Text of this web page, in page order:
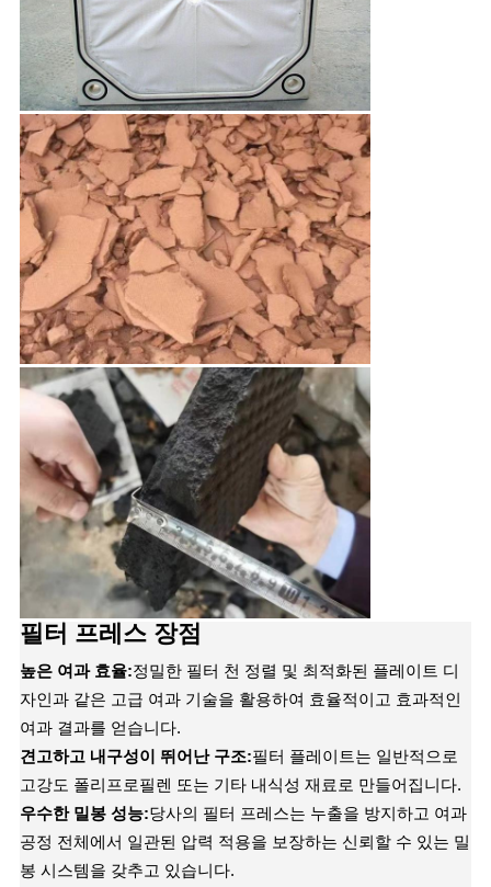
필터 프레스 장점
높은 여과 효율:정밀한 필터 천 정렬 및 최적화된 플레이트 디
자인과 같은 고급 여과 기술을 활용하여 효율적이고 효과적인
여과 결과를 얻습니다.
견고하고 내구성이 뛰어난 구조:필터 플레이트는 일반적으로
고강도 폴리프로필렌 또는 기타 내식성 재료로 만들어집니다.
우수한 밀봉 성능:당사의 필터 프레스는 누출을 방지하고 여과
공정 전체에서 일관된 압력 적용을 보장하는 신뢰할 수 있는 밀
봉 시스템을 갖추고 있습니다.